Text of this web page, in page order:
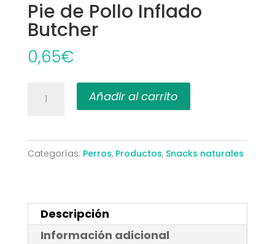
Pie de Pollo Inflado
Butcher
0,65€
Inflado
Añadir al carrito
Categorías: Perros, Productos, Snacks naturales
Descripción
Información adicional